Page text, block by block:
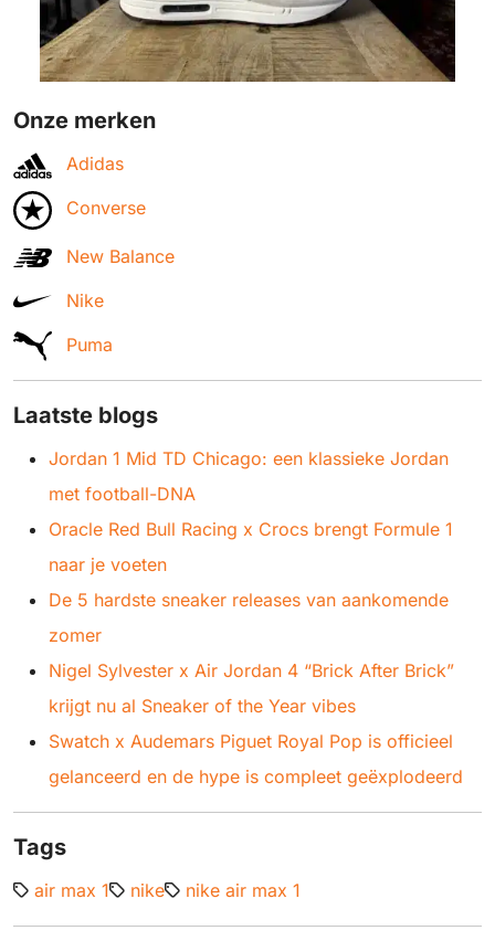
Onze merken
Adidas
Converse
New Balance
Nike
Puma
Laatste blogs
Jordan 1 Mid TD Chicago: een klassieke Jordan
met football-DNA
Oracle Red Bull Racing x Crocs brengt Formule 1
naar je voeten
De 5 hardste sneaker releases van aankomende
zomer
Nigel Sylvester x Air Jordan 4 “Brick After Brick”
krijgt nu al Sneaker of the Year vibes
Swatch x Audemars Piguet Royal Pop is officieel
gelanceerd en de hype is compleet geëxplodeerd
Tags
air max 1 nike nike air max 1